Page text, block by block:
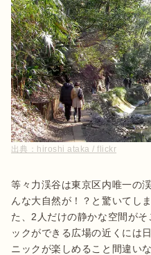
出典： hiroshi ataka / flickr
等々力渓谷は東京区内唯一の
んな大自然が！？と驚いてし
た、2人だけの静かな空間が
ックができる広場の近くには
ニックが楽しめること間違い